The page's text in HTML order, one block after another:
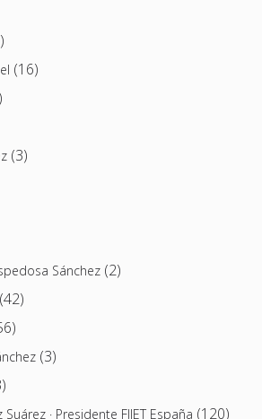
(16)
(3)
Sánchez (2)
(42)
(3)
· Presidente FIJET España (120)